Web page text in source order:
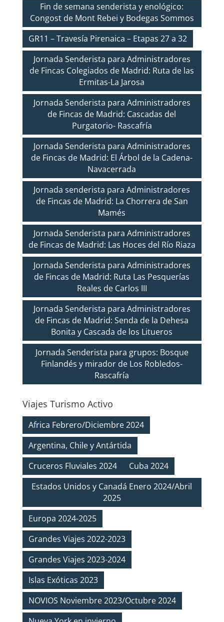
Fin de semana senderista y enológico:
Congost de Mont Rebei y Bodegas Sommos
GR11 – Travesía Pirenaica – Etapas 27 a 32
Jornada Senderista para Administradores
de Fincas Colegiados de Madrid: Ruta de las
Ermitas-La Jarosa
Jornada Senderista para Administradores
de Fincas de Madrid: Cascadas del
Purgatorio- Rascafría
Jornada Senderista para Administradores
de Fincas de Madrid: El Árbol de la Cadena-
Navacerrada
Jornada senderista para Administradores
de Fincas de Madrid: La Chorrera de San
Mamés
Jornada Senderista para Administradores
de Fincas de Madrid: Las Hoces del Río Riaza
Jornada Senderista para Administradores
de Fincas de Madrid: Ruta Las Pesquerías
Reales de Carlos III
Jornada Senderista para Administradores
de Fincas de Madrid: Senda de la Dehesa
Bonita y Cascada de los Litueros
Jornada Senderista para grupos: Bosque
Finlandés y mirador de Los Robledos-
Rascafría
Viajes Turismo Activo
Africa Febrero/Diciembre 2024
Argentina, Chile y Antártida
Cruceros Fluviales 2024
Cuba 2024
Estados Unidos y Canadá Enero 2024/Abril
2025
Europa 2024-2025
Grandes Viajes 2022-2023
Grandes Viajes 2023-2024
Islas Exóticas 2023
NOVIOS Noviembre 2023/Octubre 2024